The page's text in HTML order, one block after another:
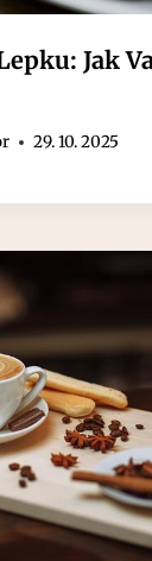
Jak
29. 10. 2025